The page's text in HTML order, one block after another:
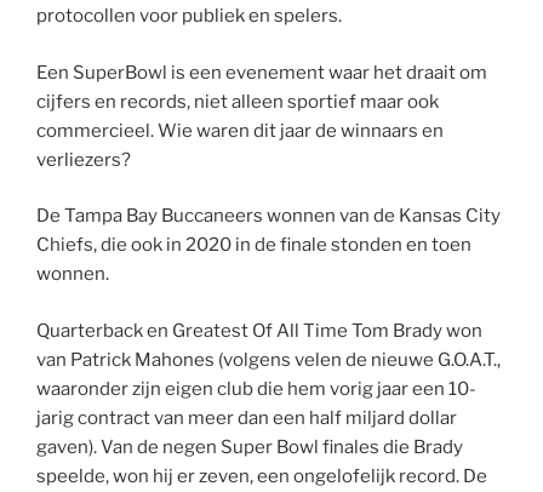
protocollen voor publiek en spelers.
Een SuperBowl is een evenement waar het draait om
cijfers en records, niet alleen sportief maar ook
commercieel. Wie waren dit jaar de winnaars en
verliezers?
De Tampa Bay Buccaneers wonnen van de Kansas City
Chiefs, die ook in 2020 in de finale stonden en toen
wonnen.
Quarterback en Greatest Of All Time Tom Brady won
van Patrick Mahones (volgens velen de nieuwe G.O.A.T.,
waaronder zijn eigen club die hem vorig jaar een 10-
jarig contract van meer dan een half miljard dollar
gaven). Van de negen Super Bowl finales die Brady
speelde, won hij er zeven, een ongelofelijk record. De